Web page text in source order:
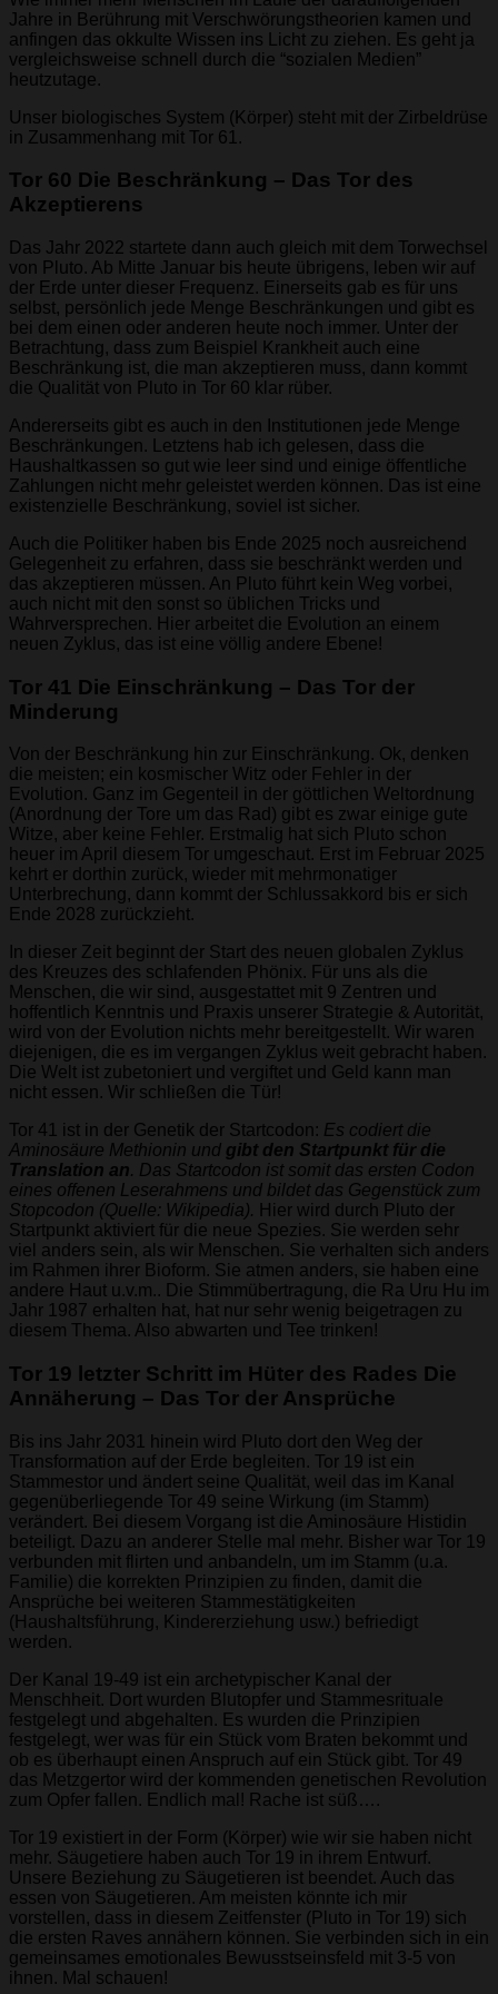
Jahre in Berührung mit Verschwörungstheorien kamen und
anfingen das okkulte Wissen ins Licht zu ziehen. Es geht ja
vergleichsweise schnell durch die “sozialen Medien”
heutzutage.
Unser biologisches System (Körper) steht mit der Zirbeldrüse
in Zusammenhang mit Tor 61.
Tor 60 Die Beschränkung – Das Tor des
Akzeptierens
Das Jahr 2022 startete dann auch gleich mit dem Torwechsel
von Pluto. Ab Mitte Januar bis heute übrigens, leben wir auf
der Erde unter dieser Frequenz. Einerseits gab es für uns
selbst, persönlich jede Menge Beschränkungen und gibt es
bei dem einen oder anderen heute noch immer. Unter der
Betrachtung, dass zum Beispiel Krankheit auch eine
Beschränkung ist, die man akzeptieren muss, dann kommt
die Qualität von Pluto in Tor 60 klar rüber.
Andererseits gibt es auch in den Institutionen jede Menge
Beschränkungen. Letztens hab ich gelesen, dass die
Haushaltkassen so gut wie leer sind und einige öffentliche
Zahlungen nicht mehr geleistet werden können. Das ist eine
existenzielle Beschränkung, soviel ist sicher.
Auch die Politiker haben bis Ende 2025 noch ausreichend
Gelegenheit zu erfahren, dass sie beschränkt werden und
das akzeptieren müssen. An Pluto führt kein Weg vorbei,
auch nicht mit den sonst so üblichen Tricks und
Wahrversprechen. Hier arbeitet die Evolution an einem
neuen Zyklus, das ist eine völlig andere Ebene!
Tor 41 Die Einschränkung – Das Tor der
Minderung
Von der Beschränkung hin zur Einschränkung. Ok, denken
die meisten; ein kosmischer Witz oder Fehler in der
Evolution. Ganz im Gegenteil in der göttlichen Weltordnung
(Anordnung der Tore um das Rad) gibt es zwar einige gute
Witze, aber keine Fehler. Erstmalig hat sich Pluto schon
heuer im April diesem Tor umgeschaut. Erst im Februar 2025
kehrt er dorthin zurück, wieder mit mehrmonatiger
Unterbrechung, dann kommt der Schlussakkord bis er sich
Ende 2028 zurückzieht.
In dieser Zeit beginnt der Start des neuen globalen Zyklus
des Kreuzes des schlafenden Phönix. Für uns als die
Menschen, die wir sind, ausgestattet mit 9 Zentren und
hoffentlich Kenntnis und Praxis unserer Strategie & Autorität,
wird von der Evolution nichts mehr bereitgestellt. Wir waren
diejenigen, die es im vergangen Zyklus weit gebracht haben.
Die Welt ist zubetoniert und vergiftet und Geld kann man
nicht essen. Wir schließen die Tür!
Tor 41 ist in der Genetik der Startcodon: Es codiert die
Aminosäure Methionin und gibt den Startpunkt für die
Translation an. Das Startcodon ist somit das ersten Codon
eines offenen Leserahmens und bildet das Gegenstück zum
Stopcodon (Quelle: Wikipedia). Hier wird durch Pluto der
Startpunkt aktiviert für die neue Spezies. Sie werden sehr
viel anders sein, als wir Menschen. Sie verhalten sich anders
im Rahmen ihrer Bioform. Sie atmen anders, sie haben eine
andere Haut u.v.m.. Die Stimmübertragung, die Ra Uru Hu im
Jahr 1987 erhalten hat, hat nur sehr wenig beigetragen zu
diesem Thema. Also abwarten und Tee trinken!
Tor 19 letzter Schritt im Hüter des Rades Die
Annäherung – Das Tor der Ansprüche
Bis ins Jahr 2031 hinein wird Pluto dort den Weg der
Transformation auf der Erde begleiten. Tor 19 ist ein
Stammestor und ändert seine Qualität, weil das im Kanal
gegenüberliegende Tor 49 seine Wirkung (im Stamm)
verändert. Bei diesem Vorgang ist die Aminosäure Histidin
beteiligt. Dazu an anderer Stelle mal mehr. Bisher war Tor 19
verbunden mit flirten und anbandeln, um im Stamm (u.a.
Familie) die korrekten Prinzipien zu finden, damit die
Ansprüche bei weiteren Stammestätigkeiten
(Haushaltsführung, Kindererziehung usw.) befriedigt
werden.
Der Kanal 19-49 ist ein archetypischer Kanal der
Menschheit. Dort wurden Blutopfer und Stammesrituale
festgelegt und abgehalten. Es wurden die Prinzipien
festgelegt, wer was für ein Stück vom Braten bekommt und
ob es überhaupt einen Anspruch auf ein Stück gibt. Tor 49
das Metzgertor wird der kommenden genetischen Revolution
zum Opfer fallen. Endlich mal! Rache ist süß….
Tor 19 existiert in der Form (Körper) wie wir sie haben nicht
mehr. Säugetiere haben auch Tor 19 in ihrem Entwurf.
Unsere Beziehung zu Säugetieren ist beendet. Auch das
essen von Säugetieren. Am meisten könnte ich mir
vorstellen, dass in diesem Zeitfenster (Pluto in Tor 19) sich
die ersten Raves annähern können. Sie verbinden sich in ein
gemeinsames emotionales Bewusstseinsfeld mit 3-5 von
ihnen. Mal schauen!